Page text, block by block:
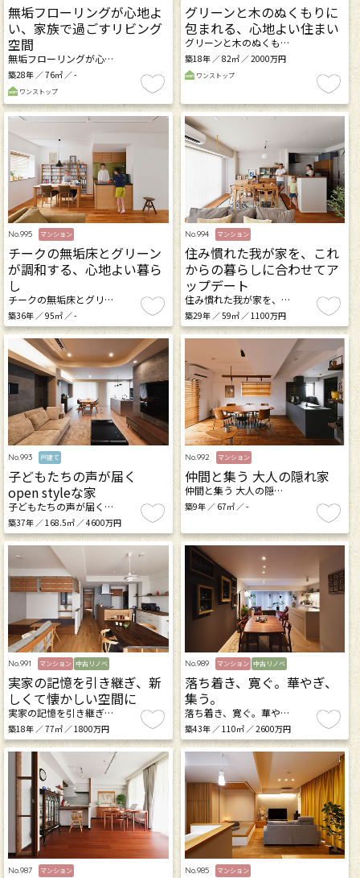
無垢フローリングが心地よ
い、家族で過ごすリビング
空間
無垢フローリングが心…
築28年 ／ 76㎡ ／ -
ワンストップ
グリーンと木のぬくもりに
包まれる、心地よい住まい
グリーンと木のぬくも…
築18年 ／ 82㎡ ／ 2000万円
ワンストップ
No.995 マンション
チークの無垢床とグリーン
が調和する、心地よい暮ら
し
チークの無垢床とグリ…
築36年 ／ 95㎡ ／ -
No.994 マンション
住み慣れた我が家を、これ
からの暮らしに合わせてア
ップデート
住み慣れた我が家を、…
築29年 ／ 59㎡ ／ 1100万円
No.993 戸建て
子どもたちの声が届く
open styleな家
子どもたちの声が届く…
築37年 ／ 168.5㎡ ／ 4600万円
No.992 マンション
仲間と集う 大人の隠れ家
仲間と集う 大人の隠…
築9年 ／ 67㎡ ／ -
No.991 マンション 中古リノベ
実家の記憶を引き継ぎ、新
しくて懐かしい空間に
実家の記憶を引き継ぎ…
築18年 ／ 77㎡ ／ 1800万円
No.989 マンション 中古リノベ
落ち着き、寛ぐ。華やぎ、
集う。
落ち着き、寛ぐ。華や…
築43年 ／ 110㎡ ／ 2600万円
No.987 マンション No.985 マンション